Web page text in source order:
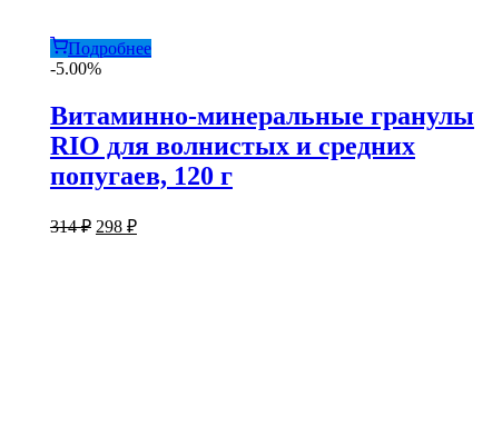
Подробнее
-5.00%
Витаминно-минеральные гранулы
RIO для волнистых и средних
попугаев, 120 г
314₽ Первоначальная
298 ₽Текущая